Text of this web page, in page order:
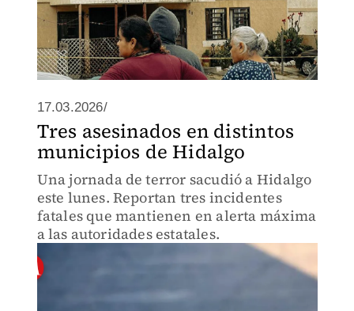
17.03.2026/
Tres asesinados en distintos
municipios de Hidalgo
Una jornada de terror sacudió a Hidalgo
este lunes. Reportan tres incidentes
fatales que mantienen en alerta máxima
a las autoridades estatales.